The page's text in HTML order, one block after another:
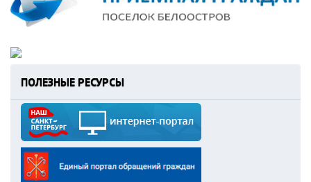
ПОЛЕЗНЫЕ РЕСУРСЫ